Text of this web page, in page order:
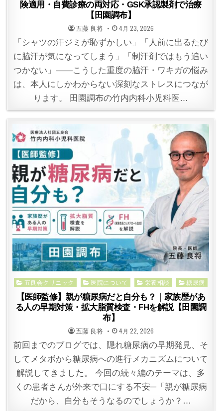
険適用・自費診療の両対応・GSK承認製剤で治療
【田園調布】
POSTED
BY
五藤 良将 POSTED
ON
4月 23, 2026
「シャツの汗ジミが恥ずかしい」「人前に出るたび
に脇汗が気になってしまう」「制汗剤ではもう追い
つかない」——こうした重度の脇汗・ワキガの悩み
は、本人にしかわからない深刻なストレスにつなが
ります。 田園調布の竹内内科小児科医…
Posted
五良会クリニック 医院について 栄養相談 糖尿病
【医師監修】親が糖尿病だと自分も？｜家族歴があ
る人の早期対策・拡大脂質検査・FHを解説【田園調
布】
POSTED
BY
五藤 良将 POSTED
ON
4月 22, 2026
前回までのブログでは、隠れ糖尿病の早期発見、そ
してメタボから糖尿病への進行メカニズムについて
解説してきました。 今回の続々編のテーマは、多
くの患者さんが外来で口にする不安─「親が糖尿病
だから、自分もそうなるのでしょうか？…